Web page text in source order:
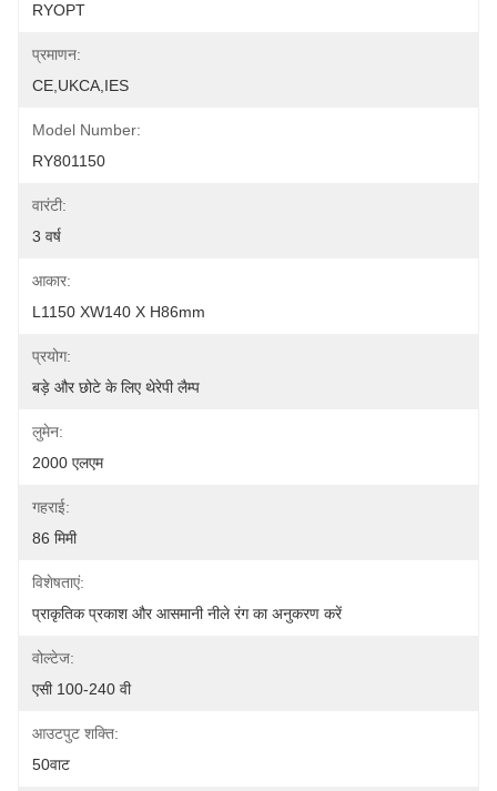
RYOPT
प्रमाणन:
CE,UKCA,IES
Model Number:
RY801150
वारंटी:
3 वर्ष
आकार:
L1150 XW140 X H86mm
प्रयोग:
बड़े और छोटे के लिए थेरेपी लैम्प
लुमेन:
2000 एलएम
गहराई:
86 मिमी
विशेषताएं:
प्राकृतिक प्रकाश और आसमानी नीले रंग का अनुकरण करें
वोल्टेज:
एसी 100-240 वी
आउटपुट शक्ति:
50वाट